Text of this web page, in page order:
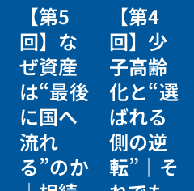
【第5
回】な
ぜ資産
は“最後
に国へ
流れ
る”のか
【第4
回】少
子高齢
化と“選
ばれる
側の逆
転”｜そ